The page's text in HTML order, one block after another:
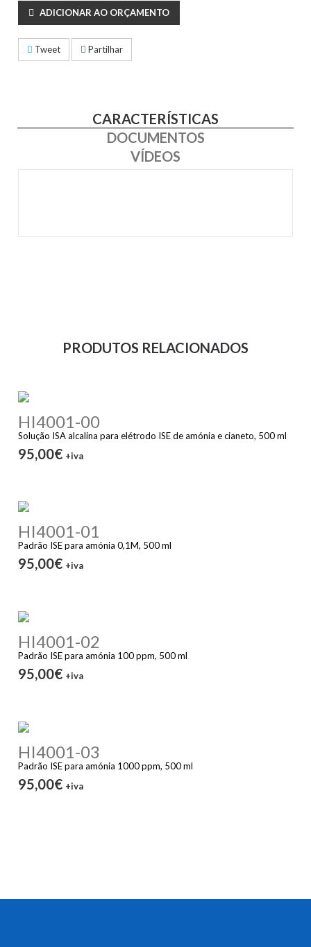
ADICIONAR AO ORÇAMENTO
Tweet Partilhar
CARACTERÍSTICAS
DOCUMENTOS
VÍDEOS
PRODUTOS RELACIONADOS
HI4001-00
Solução ISA alcalina para elétrodo ISE de amónia e cianeto, 500 ml
95,00€ +iva
HI4001-01
Padrão ISE para amónia 0,1M, 500 ml
95,00€ +iva
HI4001-02
Padrão ISE para amónia 100 ppm, 500 ml
95,00€ +iva
HI4001-03
Padrão ISE para amónia 1000 ppm, 500 ml
95,00€ +iva